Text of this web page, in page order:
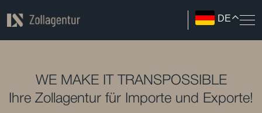
DE
WE MAKE IT TRANSPOSSIBLE
Ihre Zollagentur für Importe und Exporte!